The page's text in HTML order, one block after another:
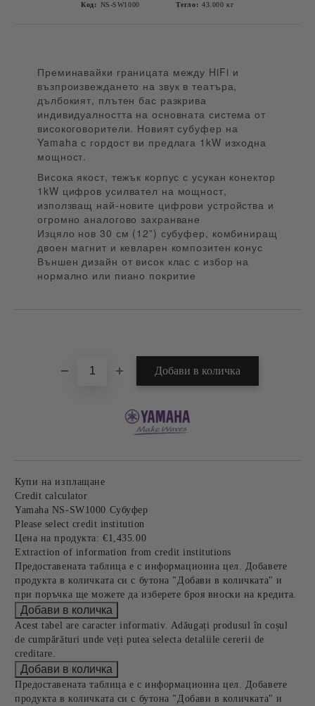
Код: NS-SW1000 Тегло: 43.000 кг
Преминавайки границата между HiFi и
възпроизвеждането на звук в театъра,
дълбокият, плътен бас разкрива
индивидуалността на основната система от
високоговорители. Новият субуфер на
Yamaha с гордост ви предлага 1kW изходна
мощност.
Висока якост, тежък корпус с усукан конектор
1kW цифров усилвател на мощност,
използващ най-новите цифрови устройства и
огромно аналогово захранване
Изцяло нов 30 см (12”) субуфер, комбиниращ
двоен магнит и кевларен композитен конус
Външен дизайн от висок клас с избор на
нормално или пиано покритие
Купи на изплащане
Credit calculator
Yamaha NS-SW1000 Субуфер
Please select credit institution
Цена на продукта: €1,435.00
Extraction of information from credit institutions
Предоставената таблица е с информационна цел. Добавете
продукта в количката си с бутона "Добави в количката" и
при поръчка ще можете да изберете броя вноски на кредита.
Acest tabel are caracter informativ. Adăugați produsul în coșul
de cumpărături unde veți putea selecta detaliile cererii de
creditare.
Предоставената таблица е с информационна цел. Добавете
продукта в количката си с бутона "Добави в количката" и